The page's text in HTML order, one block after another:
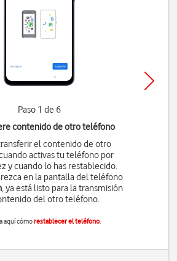
Paso 1 de 6
contenido de otro teléfono
el contenido de otro
activas tu teléfono por
y cuando lo has restablecido.
en la pantalla del teléfono
, ya está listo para la transmisión
del otro teléfono.
aquí cómorestablecer el teléfono.